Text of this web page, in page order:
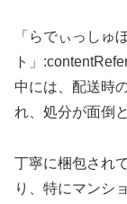
「らでぃっし
ト」
中には、配送時
れ、処分が面倒
丁寧に梱包され
り、特にマンシ